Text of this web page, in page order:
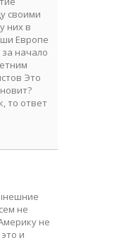
своими
них в
Европе
начало
Это
то ответ
не
не
и